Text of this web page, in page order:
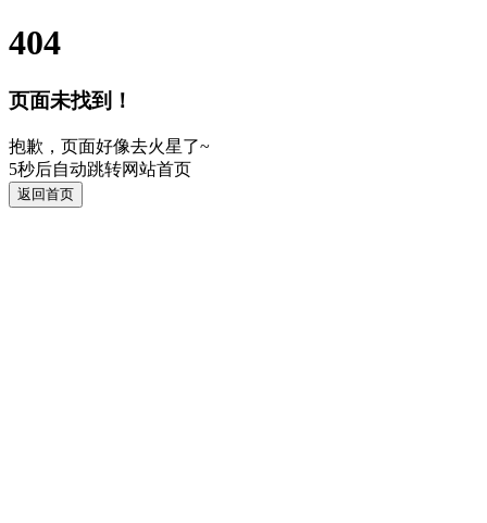
404
页面未找到！
抱歉，页面好像去火星了~
5秒后自动跳转网站首页
返回首页